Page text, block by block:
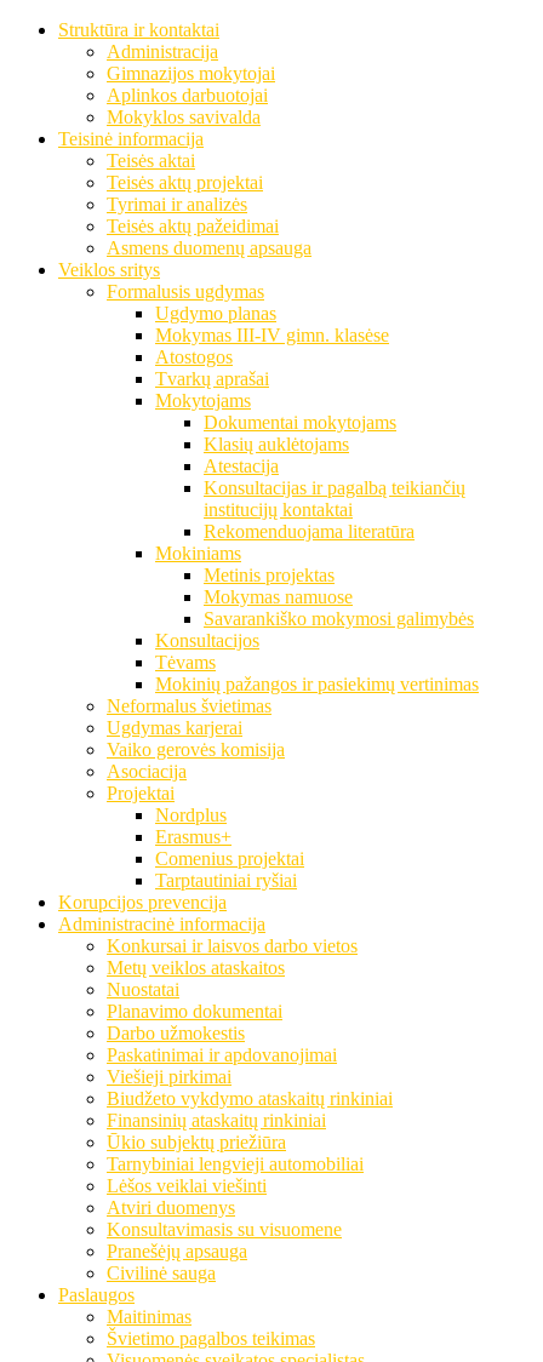
Struktūra ir kontaktai
Administracija
Gimnazijos mokytojai
Aplinkos darbuotojai
Mokyklos savivalda
Teisinė informacija
Teisės aktai
Teisės aktų projektai
Tyrimai ir analizės
Teisės aktų pažeidimai
Asmens duomenų apsauga
Veiklos sritys
Formalusis ugdymas
Ugdymo planas
Mokymas III-IV gimn. klasėse
Atostogos
Tvarkų aprašai
Mokytojams
Dokumentai mokytojams
Klasių auklėtojams
Atestacija
Konsultacijas ir pagalbą teikiančių
institucijų kontaktai
Rekomenduojama literatūra
Mokiniams
Metinis projektas
Mokymas namuose
Savarankiško mokymosi galimybės
Konsultacijos
Tėvams
Mokinių pažangos ir pasiekimų vertinimas
Neformalus švietimas
Ugdymas karjerai
Vaiko gerovės komisija
Asociacija
Projektai
Nordplus
Erasmus+
Comenius projektai
Tarptautiniai ryšiai
Korupcijos prevencija
Administracinė informacija
Konkursai ir laisvos darbo vietos
Metų veiklos ataskaitos
Nuostatai
Planavimo dokumentai
Darbo užmokestis
Paskatinimai ir apdovanojimai
Viešieji pirkimai
Biudžeto vykdymo ataskaitų rinkiniai
Finansinių ataskaitų rinkiniai
Ūkio subjektų priežiūra
Tarnybiniai lengvieji automobiliai
Lėšos veiklai viešinti
Atviri duomenys
Konsultavimasis su visuomene
Pranešėjų apsauga
Civilinė sauga
Paslaugos
Maitinimas
Švietimo pagalbos teikimas